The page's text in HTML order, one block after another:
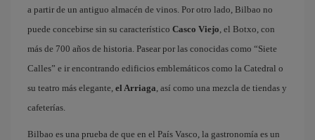
a partir de un antiguo almacén de vinos. Por otro lado, Bilbao no
puede concebirse sin su característico Casco Viejo, el Botxo, con
más de 700 años de historia. Pasear por las conocidas como “Siete
Calles” e ir encontrando edificios emblemáticos como la Catedral o
su teatro más elegante, el Arriaga, así como una mezcla de tiendas y
cafeterías.
Bilbao es una prueba de que en el País Vasco, la gastronomía es un